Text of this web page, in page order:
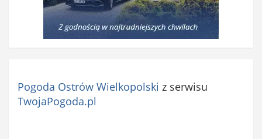
Pogoda Ostrów Wielkopolski z serwisu
TwojaPogoda.pl